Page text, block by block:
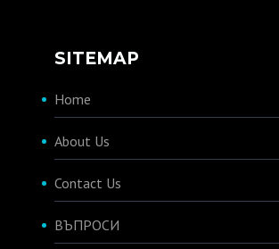
SITEMAP
Home
About Us
Contact Us
ВЪПРОСИ